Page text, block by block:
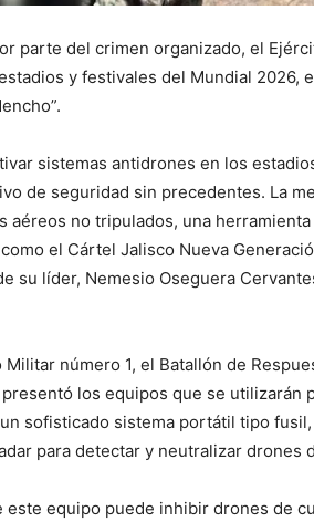
parte del crimen organizado, el
y festivales del Mundial 2026,
sistemas antidrones en los
de seguridad sin precedentes. La
no tripulados, una herramienta
el Cártel Jalisco Nueva
su líder, Nemesio Oseguera
número 1, el Batallón de
los equipos que se utilizarán
sofisticado sistema portátil tipo
para detectar y neutralizar drones
este equipo puede inhibir drones de